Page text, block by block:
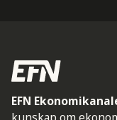
EFN